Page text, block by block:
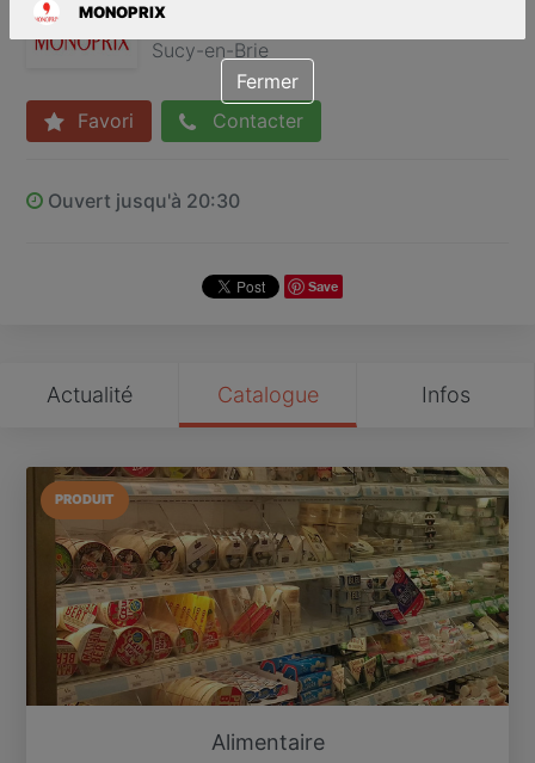
Supermarché
Sucy-en-Brie
Favori Contacter
Ouvert jusqu'à 20:30
Save
Actualité Catalogue Infos
PRODUIT
Alimentaire
MONOPRIX
Fermer